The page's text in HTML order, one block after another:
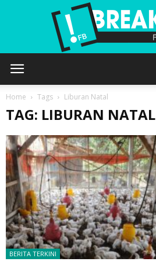
Home Tags Liburan Natal
TAG: LIBURAN NATAL
BERITA TERKINI